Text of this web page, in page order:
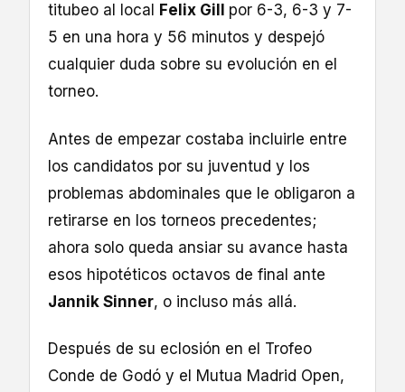
titubeo al local
Felix Gill por 6-3, 6-3 y 7-
5 en una hora y 56 minutos y despejó
cualquier duda sobre su evolución en el
torneo.
Antes de empezar costaba incluirle entre
los candidatos por su juventud y los
problemas abdominales que le obligaron a
retirarse en los torneos precedentes;
ahora solo queda ansiar su avance hasta
esos hipotéticos octavos de final ante
Jannik Sinner, o incluso más allá.
Después de su eclosión en el Trofeo
Conde de Godó y el Mutua Madrid Open,